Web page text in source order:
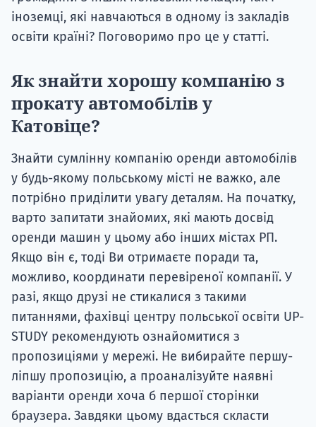
іноземці, які навчаються в одному із закладів
освіти країні? Поговоримо про це у статті.
Як знайти хорошу компанію з
прокату автомобілів у
Катовіце?
Знайти сумлінну компанію оренди автомобілів
у будь-якому польському місті не важко, але
потрібно приділити увагу деталям. На початку,
варто запитати знайомих, які мають досвід
оренди машин у цьому або інших містах РП.
Якщо він є, тоді Ви отримаєте поради та,
можливо, координати перевіреної компанії. У
разі, якщо друзі не стикалися з такими
питаннями, фахівці центру польської освіти UP-
STUDY рекомендують ознайомитися з
пропозиціями у мережі. Не вибирайте першу-
ліпшу пропозицію, а проаналізуйте наявні
варіанти оренди хоча б першої сторінки
браузера. Завдяки цьому вдасться скласти